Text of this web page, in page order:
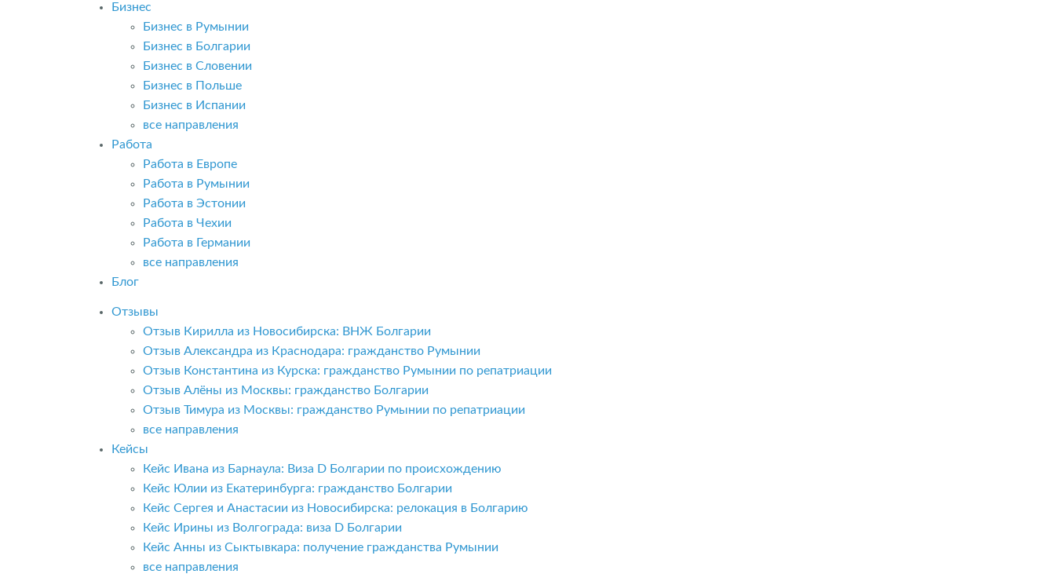
Бизнес
Бизнес в Румынии
Бизнес в Болгарии
Бизнес в Словении
Бизнес в Польше
Бизнес в Испании
все направления
Работа
Работа в Европе
Работа в Румынии
Работа в Эстонии
Работа в Чехии
Работа в Германии
все направления
Блог
Отзывы
Отзыв Кирилла из Новосибирска: ВНЖ Болгарии
Отзыв Александра из Краснодара: гражданство Румынии
Отзыв Константина из Курска: гражданство Румынии по репатриации
Отзыв Алёны из Москвы: гражданство Болгарии
Отзыв Тимура из Москвы: гражданство Румынии по репатриации
все направления
Кейсы
Кейс Ивана из Барнаула: Виза D Болгарии по происхождению
Кейс Юлии из Екатеринбурга: гражданство Болгарии
Кейс Сергея и Анастасии из Новосибирска: релокация в Болгарию
Кейс Ирины из Волгограда: виза D Болгарии
Кейс Анны из Сыктывкара: получение гражданства Румынии
все направления